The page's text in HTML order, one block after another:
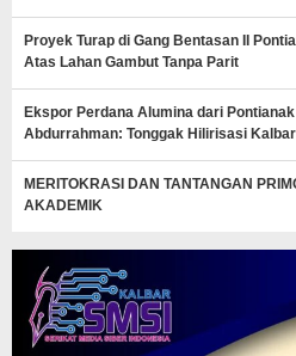
Proyek Turap di Gang Bentasan II
Atas Lahan Gambut Tanpa Parit
Ekspor Perdana Alumina dari
Abdurrahman: Tonggak Hilirisasi Kalbar
MERITOKRASI DAN TANTANGAN
AKADEMIK